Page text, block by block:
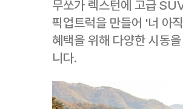
무쏘가 렉스턴에 고급
픽업트럭을 만들어 '너 아
혜택을 위해 다양한 시동
니다.